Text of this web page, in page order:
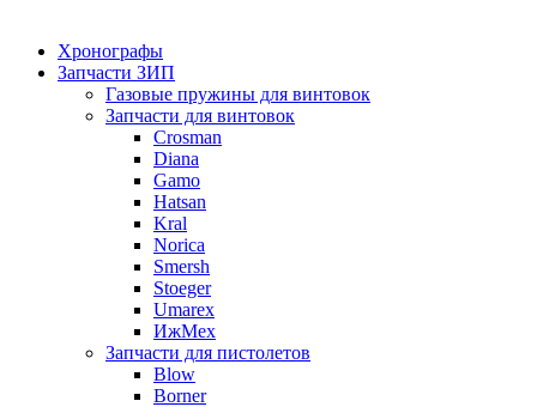
Хронографы
Запчасти ЗИП
Газовые пружины для винтовок
Запчасти для винтовок
Crosman
Diana
Gamo
Hatsan
Kral
Norica
Smersh
Stoeger
Umarex
ИжМех
Запчасти для пистолетов
Blow
Borner